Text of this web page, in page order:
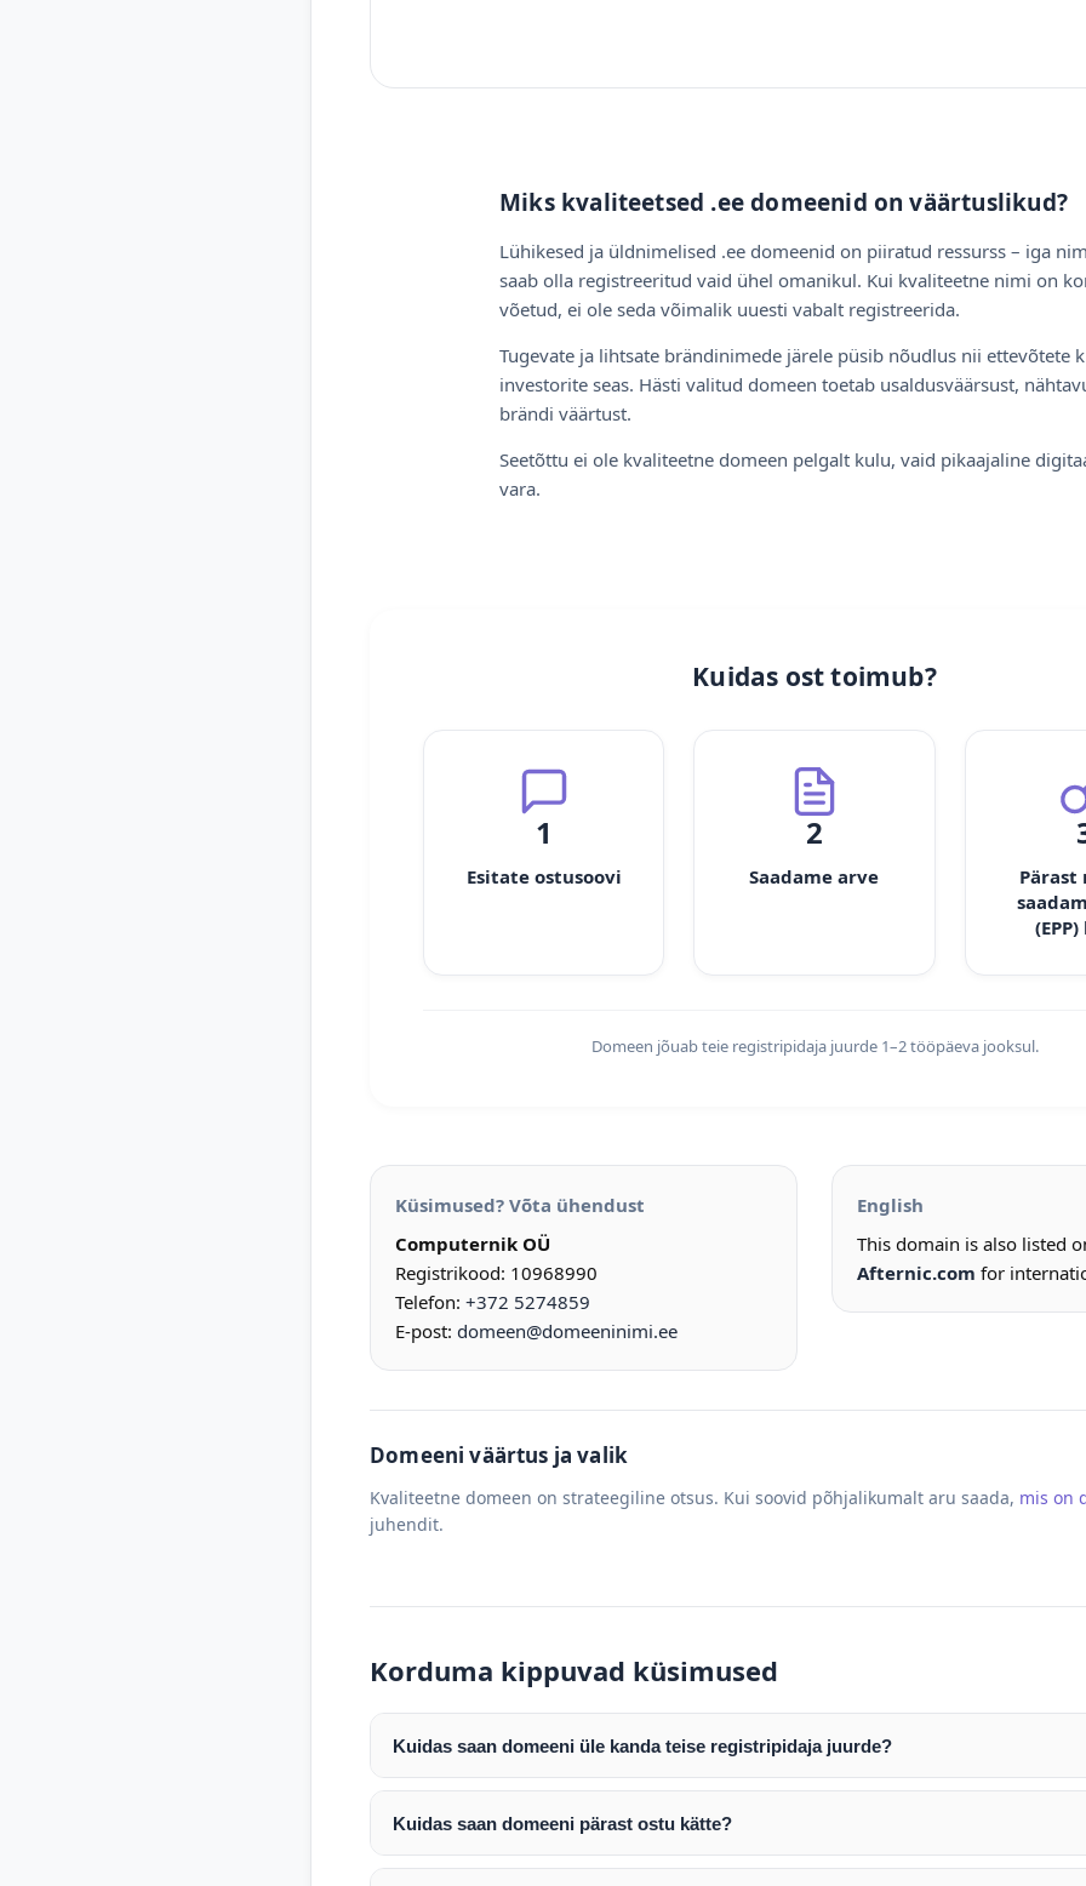
Miks kvaliteetsed .ee domeenid on väärtuslikud?
Lühikesed ja üldnimelised .ee domeenid on piiratud ressurss – iga
saab olla registreeritud vaid ühel omanikul. Kui kvaliteetne nimi on
võetud, ei ole seda võimalik uuesti vabalt registreerida.
Tugevate ja lihtsate brändinimede järele püsib nõudlus nii ettevõtete
investorite seas. Hästi valitud domeen toetab usaldusväärsust,
brändi väärtust.
Seetõttu ei ole kvaliteetne domeen pelgalt kulu, vaid pikaajaline
vara.
Kuidas ost toimub?
1
Esitate ostusoovi
2
Saadame arve
Pärast
Domeen jõuab teie registripidaja juurde 1–2 tööpäeva jooksul.
Küsimused? Võta ühendust
Computernik OÜ
Registrikood: 10968990
Telefon: +372 5274859
E-post: domeen@domeeninimi.ee
English
This domain is also listed
Afternic.com for
Domeeni väärtus ja valik
Kvaliteetne domeen on strateegiline otsus. Kui soovid põhjalikumalt aru saada, mis on
juhendit.
Korduma kippuvad küsimused
Kuidas saan domeeni üle kanda teise registripidaja juurde?
Pärast makse laekumist edastame teile domeeni AUTH (EPP) koodi. Selle abil saate
enda valitud registripidaja juurde.
Domeeni ülekandmine toimub registripidajate vahelise protsessina ning võib võtta
Kuidas saan domeeni pärast ostu kätte?
Pärast ostu vormistamist väljastame arve. Maksekinnituse järel edastame teile